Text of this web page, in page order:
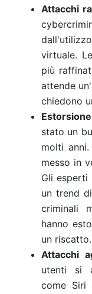
Attacchi
virtuale.
più
attende
chiedono
stato un
molti
messo in
Gli esperti
un trend
criminali
hanno
un riscatto.
Attacchi
utenti si
come Siri